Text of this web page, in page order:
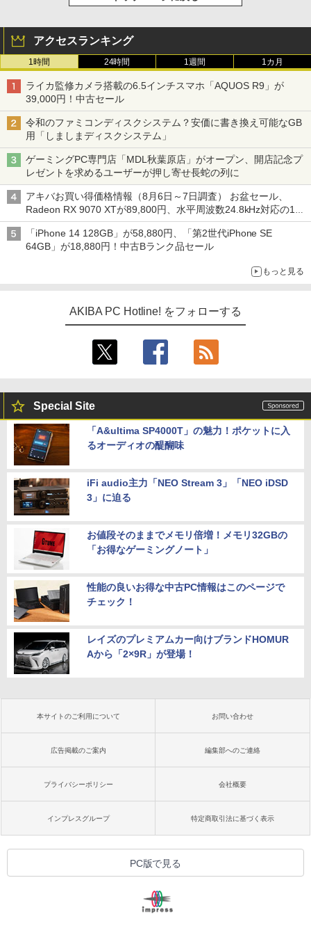
アクセスランキング
1時間 24時間 1週間 1カ月
ライカ監修カメラ搭載の6.5インチスマホ「AQUOS R9」が
39,000円！中古セール
令和のファミコンディスクシステム？安価に書き換え可能なGB
用「しましまディスクシステム」
ゲーミングPC専門店「MDL秋葉原店」がオープン、開店記念プ
レゼントを求めるユーザーが押し寄せ長蛇の列に
アキバお買い得価格情報（8月6日～7日調査） お盆セール、
Radeon RX 9070 XTが89,800円、水平周波数24.8kHz対応の17
型モニターが9,801円、暑さ指数連動セール ほか
「iPhone 14 128GB」が58,880円、「第2世代iPhone SE
64GB」が18,880円！中古Bランク品セール
もっと見る
AKIBA PC Hotline! をフォローする
Special Site
「A&ultima SP4000T」の魅力！ポケットに入
るオーディオの醍醐味
iFi audio主力「NEO Stream 3」「NEO iDSD
3」に迫る
お値段そのままでメモリ倍増！メモリ32GBの
「お得なゲーミングノート」
性能の良いお得な中古PC情報はこのページで
チェック！
レイズのプレミアムカー向けブランドHOMUR
Aから「2×9R」が登場！
本サイトのご利用について お問い合わせ
広告掲載のご案内 編集部へのご連絡
プライバシーポリシー 会社概要
インプレスグループ 特定商取引法に基づく表示
PC版で見る